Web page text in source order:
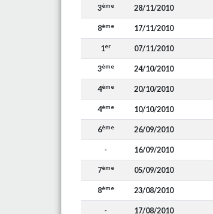
3ème 28/11/2010
8ème 17/11/2010
1er 07/11/2010
3ème 24/10/2010
4ème 20/10/2010
4ème 10/10/2010
6ème 26/09/2010
- 16/09/2010
7ème 05/09/2010
8ème 23/08/2010
- 17/08/2010